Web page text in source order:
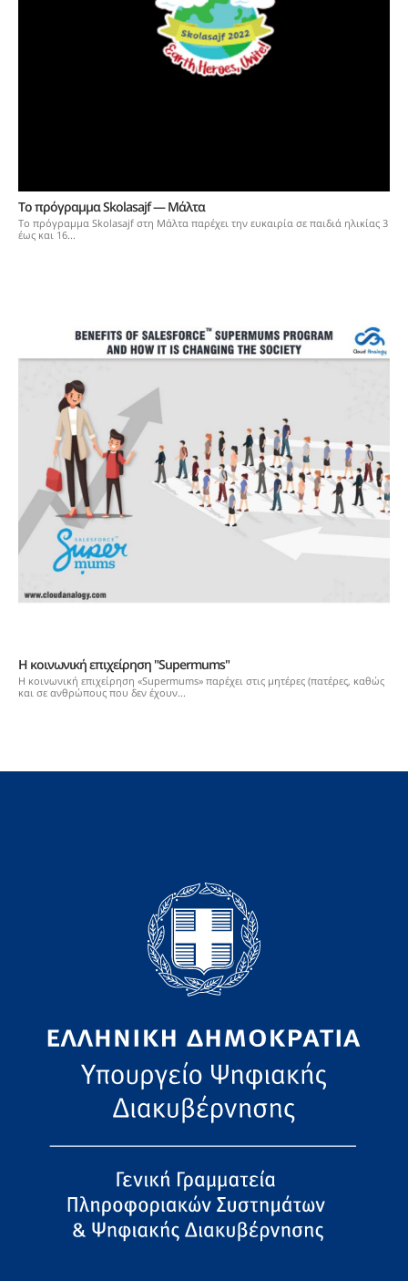
To πρόγραμμα Skolasajf — Μάλτα
Το πρόγραμμα Skolasajf στη Μάλτα παρέχει την ευκαιρία σε παιδιά ηλικίας 3
έως και 16...
Η κοινωνική επιχείρηση "Supermums"
Η κοινωνική επιχείρηση «Supermums» παρέχει στις μητέρες (πατέρες, καθώς
και σε ανθρώπους που δεν έχουν...